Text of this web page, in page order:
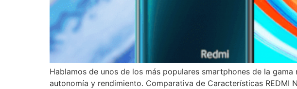
Hablamos de unos de los más populares smartphones de la
autonomía y rendimiento. Comparativa de Características REDMI